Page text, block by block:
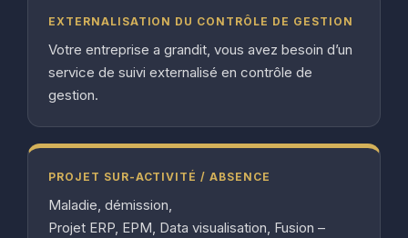
EXTERNALISATION DU CONTRÔLE DE GESTION
Votre entreprise a grandit, vous avez besoin d’un
service de suivi externalisé en contrôle de
gestion.
PROJET SUR-ACTIVITÉ / ABSENCE
Maladie, démission,
Projet ERP, EPM, Data visualisation, Fusion –